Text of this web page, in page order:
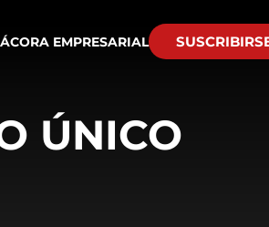
EMPRESARIAL
ÚNICO